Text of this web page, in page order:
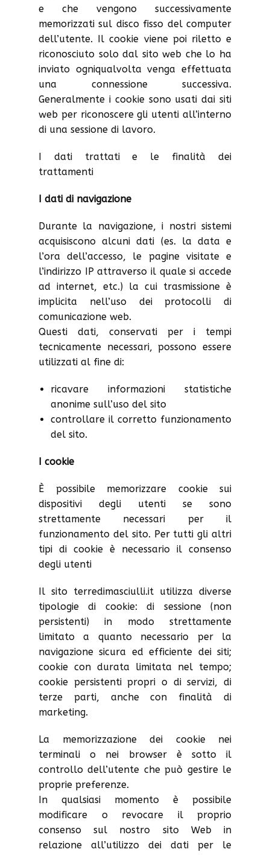
e che vengono successivamente
memorizzati sul disco fisso del computer
dell’utente. Il cookie viene poi riletto e
riconosciuto solo dal sito web che lo ha
inviato ogniqualvolta venga effettuata
una connessione successiva.
Generalmente i cookie sono usati dai siti
web per riconoscere gli utenti all’interno
di una sessione di lavoro.
I dati trattati e le finalità dei
trattamenti
I dati di navigazione
Durante la navigazione, i nostri sistemi
acquisiscono alcuni dati (es. la data e
l’ora dell’accesso, le pagine visitate e
l’indirizzo IP attraverso il quale si accede
ad internet, etc.) la cui trasmissione è
implicita nell’uso dei protocolli di
comunicazione web.
Questi dati, conservati per i tempi
tecnicamente necessari, possono essere
utilizzati al fine di:
ricavare informazioni statistiche
anonime sull’uso del sito
controllare il corretto funzionamento
del sito.
I cookie
È possibile memorizzare cookie sui
dispositivi degli utenti se sono
strettamente necessari per il
funzionamento del sito. Per tutti gli altri
tipi di cookie è necessario il consenso
degli utenti
Il sito terredimasciulli.it utilizza diverse
tipologie di cookie: di sessione (non
persistenti) in modo strettamente
limitato a quanto necessario per la
navigazione sicura ed efficiente dei siti;
cookie con durata limitata nel tempo;
cookie persistenti propri o di servizi, di
terze parti, anche con finalità di
marketing.
La memorizzazione dei cookie nei
terminali o nei browser è sotto il
controllo dell’utente che può gestire le
proprie preferenze.
In qualsiasi momento è possibile
modificare o revocare il proprio
consenso sul nostro sito Web in
relazione all’utilizzo dei dati per le